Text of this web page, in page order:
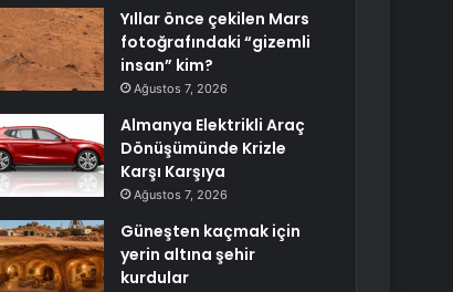
Yıllar önce çekilen Mars
fotoğrafındaki “gizemli
insan” kim?
Ağustos 7, 2026
Almanya Elektrikli Araç
Dönüşümünde Krizle
Karşı Karşıya
Ağustos 7, 2026
Güneşten kaçmak için
yerin altına şehir
kurdular